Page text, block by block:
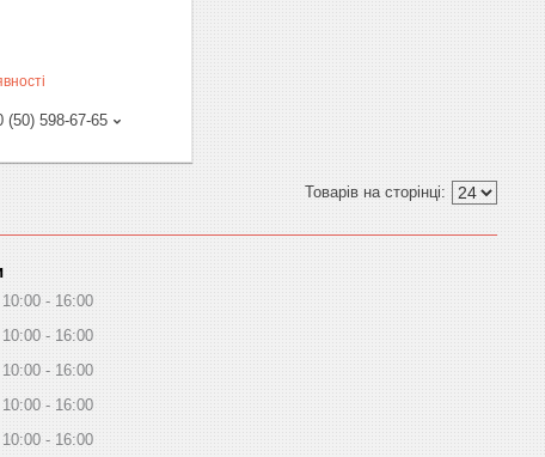
(50) 598-67-65
10:00
16:00
10:00
16:00
10:00
16:00
10:00
16:00
10:00
16:00